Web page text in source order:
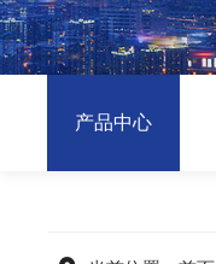
产品中心